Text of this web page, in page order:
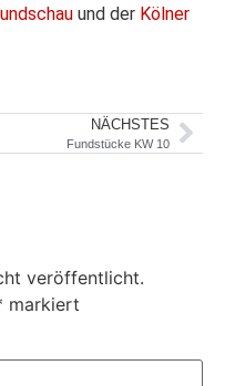
und der Kölner
NÄCHSTES
Fundstücke KW 10
veröffentlicht.
markiert